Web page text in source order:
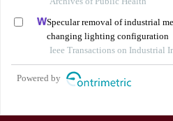
Specular removal of industrial
changing lighting configuration
Ieee Transactions on Industrial
Powered by